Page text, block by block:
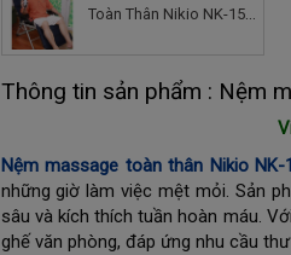
Toàn Thân Nikio NK-153
Nhà
Thông tin sản phẩm : Nệm
Nệm massage toàn thân Nikio NK-
những giờ làm việc mệt mỏi. Sản
sâu và kích thích tuần hoàn máu.
ghế văn phòng, đáp ứng nhu cầu